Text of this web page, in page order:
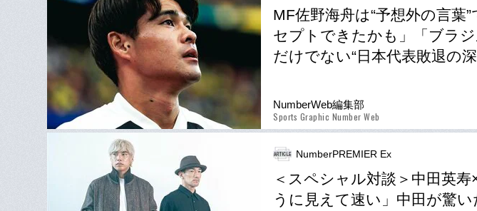
MF佐野海舟は“予想外の言葉
セプトできたかも」「ブラ
だけでない“日本代表敗退の
NumberWeb編集部
Sports Graphic Number Web
NumberPREMIER Ex
＜スペシャル対談＞中田英
うに見えて速い」中田が驚い